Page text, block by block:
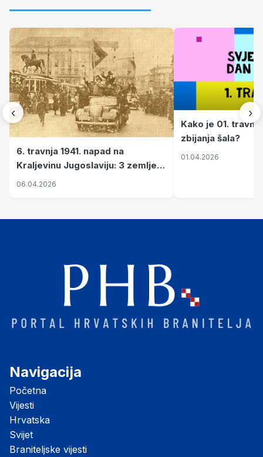
‹
6. travnja 1941. napad na
Kraljevinu Jugoslaviju: 3 zemlje
nastale njenim raspadom
06.04.2026
Kako je 01.
zbijanja šala?
01.04.2026
›
Navigacija
Početna
Vijesti
Hrvatska
Svijet
Braniteljske vijesti